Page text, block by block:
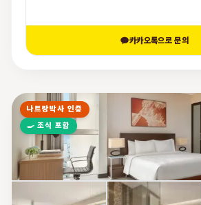
카카오톡으로 문의
나트랑박사 인증
🍳 조식 포함